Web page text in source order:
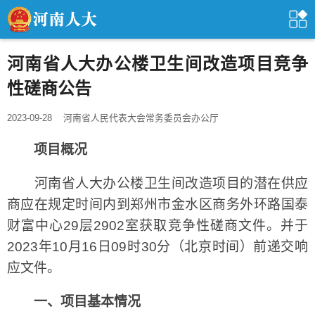
河南省人大办公楼卫生间改造项目竞争
性磋商公告
2023-09-28 河南省人民代表大会常务委员会办公厅
项目概况
河南省人大办公楼卫生间改造项目的潜在供应
商应在规定时间内到郑州市金水区商务外环路国泰
财富中心29层2902室获取竞争性磋商文件。并于
2023年10月16日09时30分（北京时间）前递交响
应文件。
一、项目基本情况